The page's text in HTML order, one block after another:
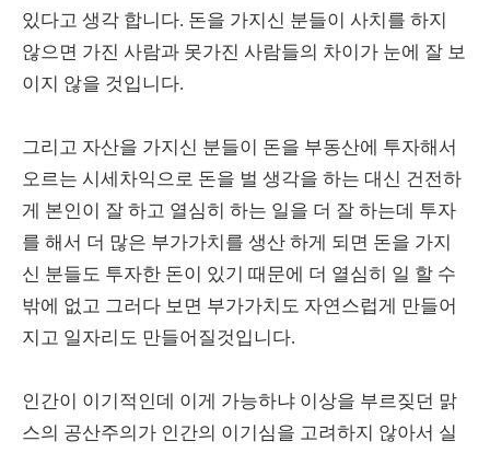
있다고 생각 합니다. 돈을 가지신 분들이 사치를 하지
않으면 가진 사람과 못가진 사람들의 차이가 눈에 잘 보
이지 않을 것입니다.
그리고 자산을 가지신 분들이 돈을 부동산에 투자해서
오르는 시세차익으로 돈을 벌 생각을 하는 대신 건전하
게 본인이 잘 하고 열심히 하는 일을 더 잘 하는데 투자
를 해서 더 많은 부가가치를 생산 하게 되면 돈을 가지
신 분들도 투자한 돈이 있기 때문에 더 열심히 일 할 수
밖에 없고 그러다 보면 부가가치도 자연스럽게 만들어
지고 일자리도 만들어질것입니다.
인간이 이기적인데 이게 가능하냐 이상을 부르짖던 맑
스의 공산주의가 인간의 이기심을 고려하지 않아서 실